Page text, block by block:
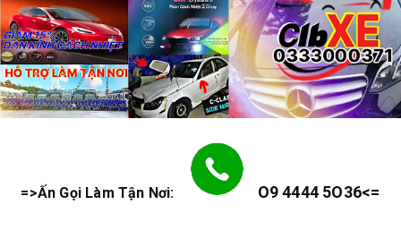
=>Ấn Gọi Làm Tận Nơi: O9 4444 5O36<=